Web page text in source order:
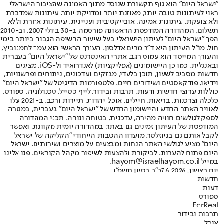
"ישראל היום" הוא גוף תקשורת שנוסד מתוך האמונה שהציבור הישראלי
ראוי לעיתונות טובה יותר, מאוזנת יותר ומדויקת יותר. עיתונות שמדברת
ולא צועקת. עיתונות אמינה, אובייקטיבית ועניינית. עיתונות אחרת וללא
תשלום. המהדורה המודפסת הראשונה פורסמה ב-30 ביולי 2007, וב-2010
הפך "ישראל היום" לעיתון הישראלי בעל שיעור החשיפה הגבוה ביותר בימי
חול. מו"ל העיתון היא ד"ר מרים אדלסון. העורך הראשי הוא עמר לחמנוביץ,
והעורך המייסד הוא עמוס רגב. אתרי האינטרנט של "ישראל היום" בעברית
ובאנגלית, כמו כן היישומונים (אפליקציות) לאנדרואיד ול-iOS, מציגים
חדשות מסביב לשעון, תוכן בלעדי, מבזקים ועדכונים, ניתוחים ופרשנויות,
וידיאו, פודקאסטים ושידורים חיים. פלטפורמות הדיגיטל של "ישראל היום"
כוללות ערוצי חדשות ודעות, תרבות ובידור, לייף סטייל, טכנולוגיה, ספורט,
כלכלה וצרכנות, בריאות, חיילים, אוכל, יהדות, תיירות ורכב. ב-2021 עלו
לאוויר האתר החדש והיישומון החדש של "ישראל היום" בעברית, במטרה
לספק לגולשים חוויה מהירה, עדכנית, בטוחה ונוחה. תכני המהדורה
המודפסת של העיתון זמינים גם באתר, במהדורה יומית מקוונת, ואפשר
לקבל אותם גם בניוזלטר. מועדון ההטבות הייחודי "הקליקה של ישראל
היום" מציע לגולשי האתר הנחות ומבצעים על מוצרים ושירותים. ישראל
היום פתוח להערות, לביקורת ולהצעות לשיפור מקהל הקוראים. פנו אלינו
במייל hayom@israelhayom.co.il.
יום ראשון, 7.6.2026
כ"ב בסיון תשפ"ו
חדשות
דעות
ספורט
ForReal
תרבות ובידור